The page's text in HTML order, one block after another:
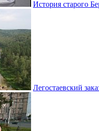
История старого
Легостаевский